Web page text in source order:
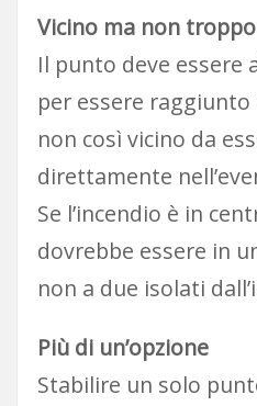
Vicino ma non troppo
Il punto deve essere
per essere
non così vicino da
direttamente
Se l’incendio è in
dovrebbe essere in
non a due isolati
Più di un’opzione
Stabilire un solo